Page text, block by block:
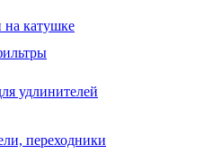
на катушке
удлинителей
переходники